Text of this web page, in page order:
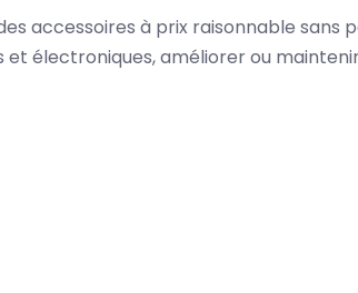
accessoires à prix raisonnable
et électroniques, améliorer ou